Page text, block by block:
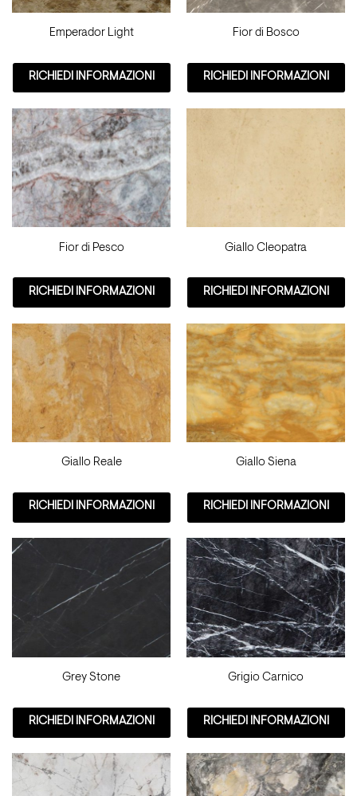
Emperador Light
RICHIEDI INFORMAZIONI
Fior di Bosco
RICHIEDI INFORMAZIONI
Fior di Pesco
RICHIEDI INFORMAZIONI
Giallo Cleopatra
RICHIEDI INFORMAZIONI
Giallo Reale
RICHIEDI INFORMAZIONI
Giallo Siena
RICHIEDI INFORMAZIONI
Grey Stone
RICHIEDI INFORMAZIONI
Grigio Carnico
RICHIEDI INFORMAZIONI